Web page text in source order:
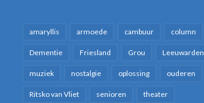
amaryllis armoede cambuur column
Dementie Friesland Grou Leeuwarden
muziek nostalgie oplossing ouderen
Ritsko van Vliet senioren theater